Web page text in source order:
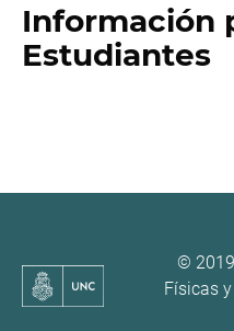
Información
Estudiantes
©
Físicas